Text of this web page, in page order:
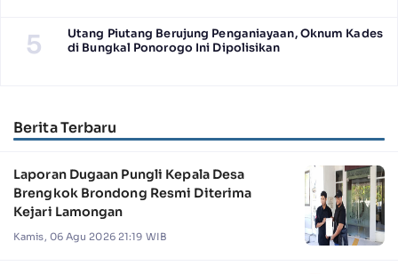
5
Utang Piutang Berujung Penganiayaan, Oknum Kades
di Bungkal Ponorogo Ini Dipolisikan
Berita Terbaru
Laporan Dugaan Pungli Kepala Desa
Brengkok Brondong Resmi Diterima
Kejari Lamongan
Kamis, 06 Agu 2026 21:19 WIB